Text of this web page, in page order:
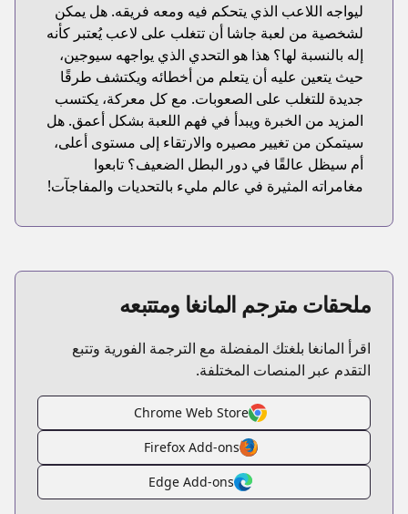
ليواجه اللاعب الذي يتحكم فيه ومعه فريقه. هل يمكن
لشخصية من لعبة جاشا أن تتغلب على لاعب يُعتبر كأنه
إله بالنسبة لها؟ هذا هو التحدي الذي يواجهه سيوجين،
حيث يتعين عليه أن يتعلم من أخطائه ويكتشف طرقًا
جديدة للتغلب على الصعوبات. مع كل معركة، يكتسب
المزيد من الخبرة ويبدأ في فهم اللعبة بشكل أعمق. هل
سيتمكن من تغيير مصيره والارتقاء إلى مستوى أعلى،
أم سيظل عالقًا في دور البطل الضعيف؟ تابعوا
مغامراته المثيرة في عالم مليء بالتحديات والمفاجآت!
ملحقات مترجم المانغا ومتتبعه
اقرأ المانغا بلغتك المفضلة مع الترجمة الفورية وتتبع
التقدم عبر المنصات المختلفة.
Chrome Web Store
Firefox Add-ons
Edge Add-ons